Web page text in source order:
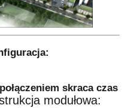
skraca czas
modułowa: